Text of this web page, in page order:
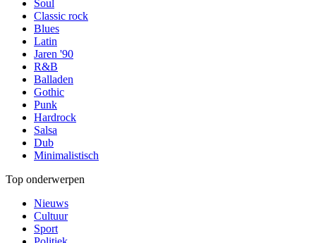
Soul
Classic rock
Blues
Latin
Jaren '90
R&B
Balladen
Gothic
Punk
Hardrock
Salsa
Dub
Minimalistisch
Top onderwerpen
Nieuws
Cultuur
Sport